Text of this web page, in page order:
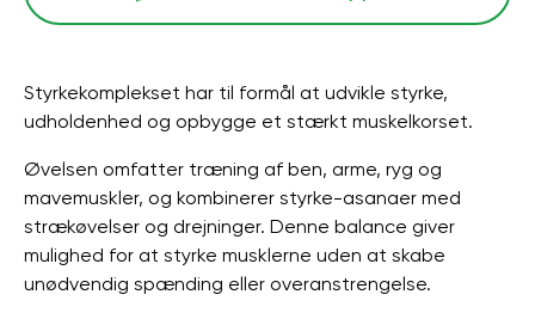
Styrkekomplekset har til formål at udvikle styrke,
udholdenhed og opbygge et stærkt muskelkorset.
Øvelsen omfatter træning af ben, arme, ryg og
mavemuskler, og kombinerer styrke-asanaer med
strækøvelser og drejninger. Denne balance giver
mulighed for at styrke musklerne uden at skabe
unødvendig spænding eller overanstrengelse.